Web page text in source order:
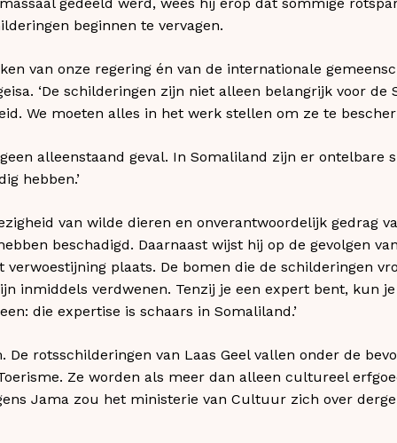
gedeeld werd, wees hij erop dat sommige
beginnen te vervagen.
van onze regering én van de internationale
‘De schilderingen zijn niet alleen belangrijk voor de
We moeten alles in het werk stellen om ze te
alleenstaand geval. In Somaliland zijn er ontelbare
hebben.’
van wilde dieren en onverantwoordelijk gedrag
beschadigd. Daarnaast wijst hij op de gevolgen
verwoestijning plaats. De bomen die de schilderingen
inmiddels verdwenen. Tenzij je een expert bent, kun
die expertise is schaars in Somaliland.’
De rotsschilderingen van Laas Geel vallen onder de
Ze worden als meer dan alleen cultureel
Jama zou het ministerie van Cultuur zich over